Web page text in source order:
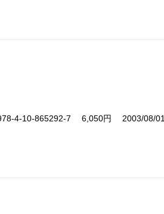
4-10-865292-7 6,050円 2003/08/01